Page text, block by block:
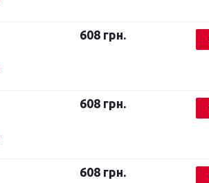
608 грн.
608 грн.
608 грн.